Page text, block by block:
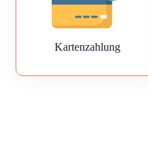
Kartenzahlung